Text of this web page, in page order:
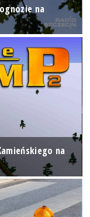
na
na